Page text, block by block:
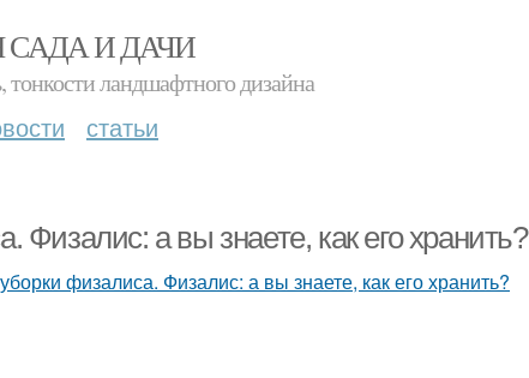
САДА И ДАЧИ
тонкости ландшафтного дизайна
статьи
Физалис: а вы знаете, как его хранить?